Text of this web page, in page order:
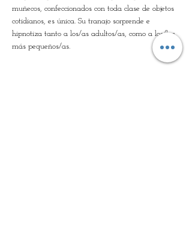
muñecos, confeccionados con toda clase de objetos
cotidianos, es única. Su tranajo sorprende e
hipnotiza tanto a los/as adultos/as, como a los/las
más pequeños/as.